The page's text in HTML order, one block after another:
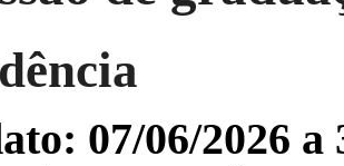
07/06/2026 a